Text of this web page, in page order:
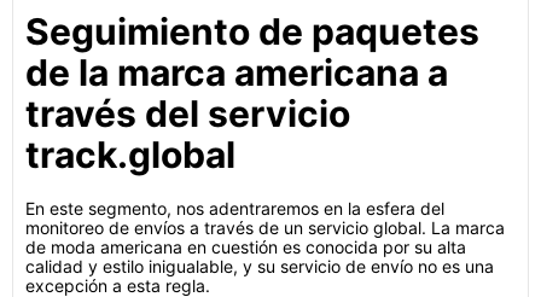
Seguimiento de paquetes
de la marca americana a
través del servicio
track.global
En este segmento, nos adentraremos en la esfera del
monitoreo de envíos a través de un servicio global. La marca
de moda americana en cuestión es conocida por su alta
calidad y estilo inigualable, y su servicio de envío no es una
excepción a esta regla.